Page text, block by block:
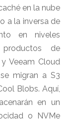
en la nube
a la inversa de
en niveles
de
Veeam Cloud
migran a S3
Blobs. Aquí,
en un
o NVMe